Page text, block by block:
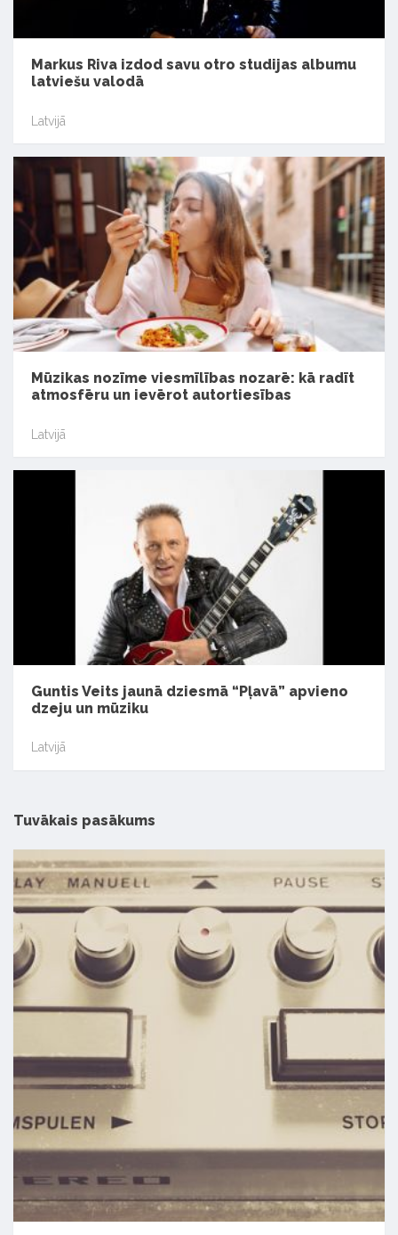
Markus Riva izdod savu otro studijas albumu
latviešu valodā
Latvijā
Mūzikas nozīme viesmīlības nozarē: kā radīt
atmosfēru un ievērot autortiesības
Latvijā
Guntis Veits jaunā dziesmā “Pļavā” apvieno
dzeju un mūziku
Latvijā
Tuvākais pasākums